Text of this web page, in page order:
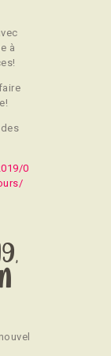
à
0